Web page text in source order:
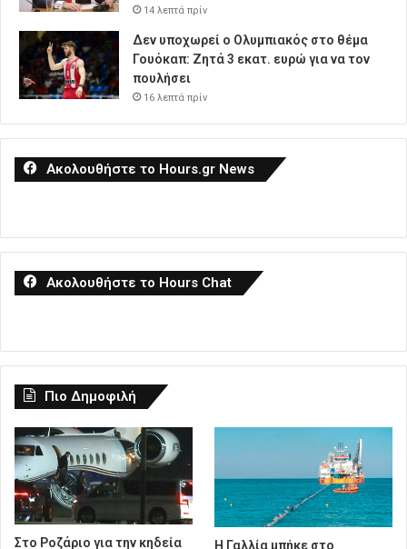
14 λεπτά πρίν
Δεν υποχωρεί ο Ολυμπιακός στο θέμα
Γουόκαπ: Ζητά 3 εκατ. ευρώ για να τον
πουλήσει
16 λεπτά πρίν
Ακολουθήστε το Hours.gr News
Ακολουθήστε το Hours Chat
Πιο Δημοφιλή
Στο Ροζάριο για την κηδεία Η Γαλλία μπήκε στο